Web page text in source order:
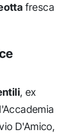
fresca
, ex
D'Amico,